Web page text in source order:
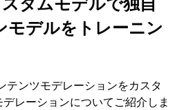
モデルをトレーニン
ンツモデレーションをカスタ
レーションについてご紹介しま